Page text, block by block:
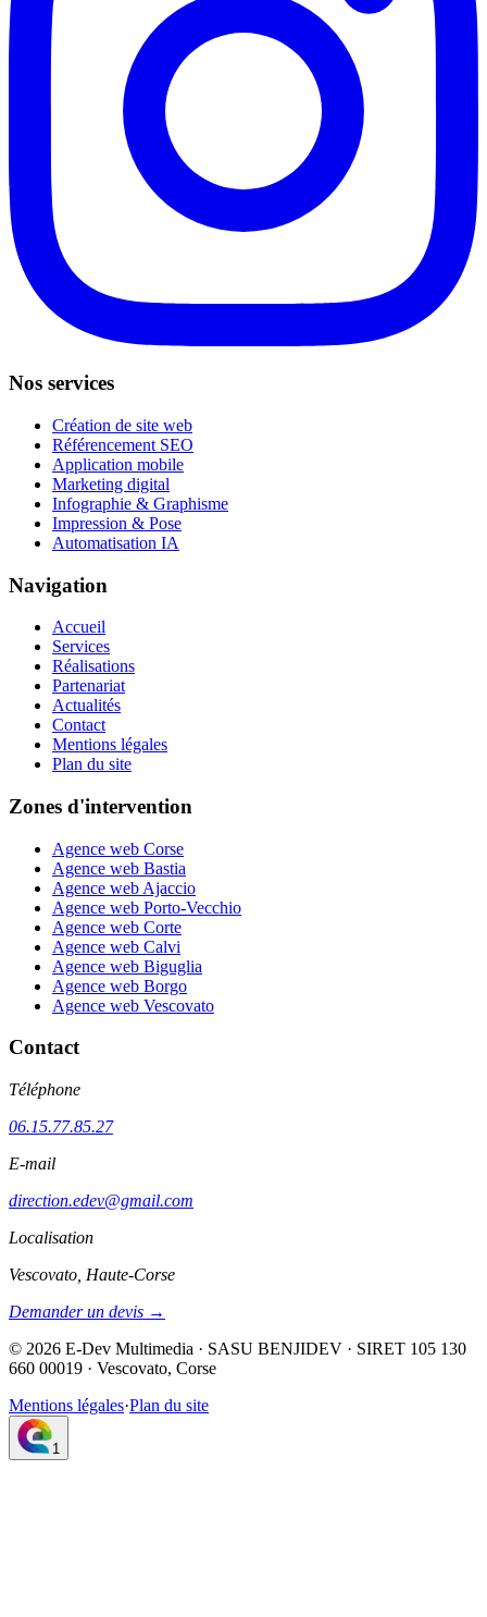
Nos services
Création de site web
Référencement SEO
Application mobile
Marketing digital
Infographie & Graphisme
Impression & Pose
Automatisation IA
Navigation
Accueil
Services
Réalisations
Partenariat
Actualités
Contact
Mentions légales
Plan du site
Zones d'intervention
Agence web Corse
Agence web Bastia
Agence web Ajaccio
Agence web Porto-Vecchio
Agence web Corte
Agence web Calvi
Agence web Biguglia
Agence web Borgo
Agence web Vescovato
Contact
Téléphone
06.15.77.85.27
E-mail
direction.edev@gmail.com
Localisation
Vescovato, Haute-Corse
Demander un devis →
© 2026 E-Dev Multimedia · SASU BENJIDEV · SIRET 105 130
660 00019 · Vescovato, Corse
Mentions légales·Plan du site
1